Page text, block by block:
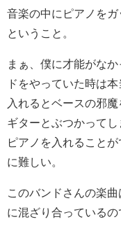
音楽の中にピアノを
ということ。
まぁ、僕に才能がな
ドをやっていた時は
入れるとベースの邪
ギターとぶつかって
ピアノを入れること
に難しい。
このバンドさんの楽
に混ざり合っているの